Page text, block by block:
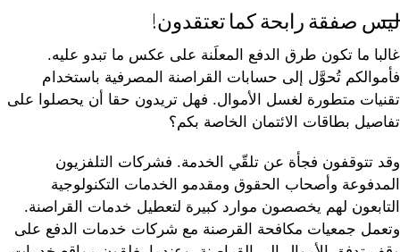
ليس صفقة رابحة كما تعتقدون!
غالبا ما تكون طرق الدفع المعلَنة على عكس ما تبدو عليه.
فأموالكم تُحوَّل إلى حسابات القراصنة المصرفية باستخدام
تقنيات متطورة لغسل الأموال. فهل تريدون حقا أن يحصلوا على
تفاصيل بطاقات الائتمان الخاصة بكم؟
وقد تتوقفون فجأة عن تلقّي الخدمة. فشركات التلفزيون
المدفوعة وأصحاب الحقوق ومقدمو الخدمات التكنولوجية
التابعون لهم يخصصون موارد كبيرة لتعطيل خدمات القراصنة.
وتعمل جمعيات مكافحة القرصنة مع شركات خدمات الدفع على